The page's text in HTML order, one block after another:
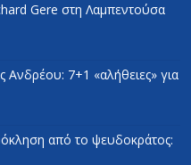
Gere στη Λαμπεντούσα
7+1 «αλήθειες» για
από το ψευδοκράτος: